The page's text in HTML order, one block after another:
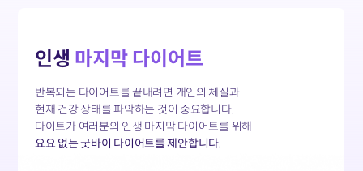
인생 마지막 다이어트
반복되는 다이어트를 끝내려면 개인의 체질과
현재 건강 상태를 파악하는 것이 중요합니다.
다이트가 여러분의 인생 마지막 다이어트를 위해
요요 없는 굿바이 다이어트를 제안합니다.